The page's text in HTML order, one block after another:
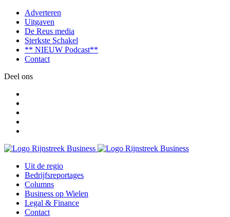
Adverteren
Uitgaven
De Reus media
Sterkste Schakel
** NIEUW Podcast**
Contact
Deel ons
Uit de regio
Bedrijfsreportages
Columns
Business op Wielen
Legal & Finance
Contact